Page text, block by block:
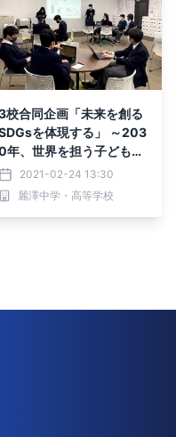
校合同企画「未来を創る
を体現する」 ～203
年、世界を担う子どもた
ちからのメッセージ～
2021-02-24 13:30
麗澤中学・高等学校